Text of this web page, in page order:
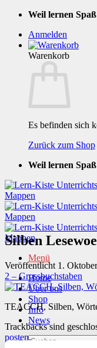
Zum
springen
Weil lernen
Anmelden
Warenkorb
Es befinden sich
Zurück zum Shop
Weil lernen
Menü
Home
Über uns
Shop
Info
News
Suchen
Silben
Veröffentlicht 1.
2 – Grossbuchstaben
TEACCH, Silben,
Trackbacks sind
posten.